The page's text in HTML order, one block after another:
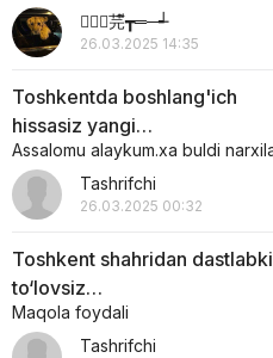
︻┳ั芫ี┳═─┵
26.03.2025 14:35
Toshkentda boshlang'ich
hissasiz yangi…
Tashrifchi
26.03.2025 00:32
Toshkent shahridan dastlabki
to‘lovsiz…
Maqola foydali
Tashrifchi